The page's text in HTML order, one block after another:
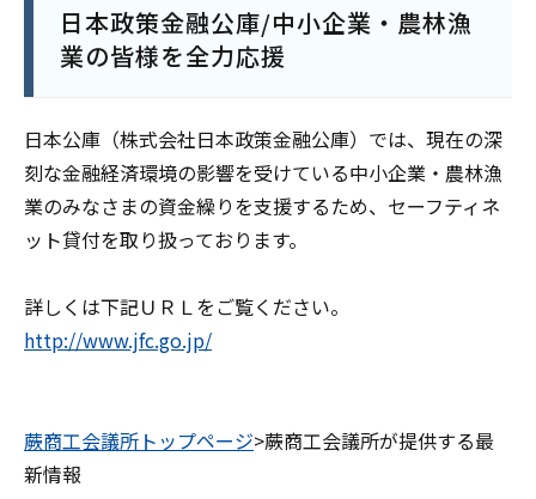
日本政策金融公庫/中小企業・農林漁
業の皆様を全力応援
日本公庫（株式会社日本政策金融公庫）では、現在の深
刻な金融経済環境の影響を受けている中小企業・農林漁
業のみなさまの資金繰りを支援するため、セーフティネ
ット貸付を取り扱っております。
詳しくは下記ＵＲＬをご覧ください。
http://www.jfc.go.jp/
蕨商工会議所トップページ>蕨商工会議所が提供する最
新情報